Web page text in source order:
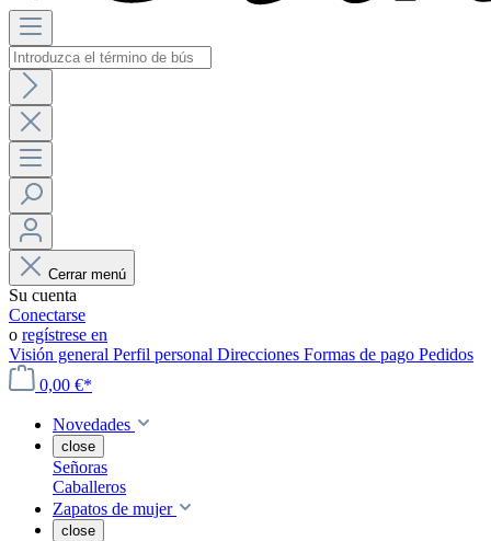
Cerrar menú
Su cuenta
Conectarse
o regístrese en
Visión general Perfil personal Direcciones Formas de pago Pedidos
0,00 €*
Novedades
close
Señoras
Caballeros
Zapatos de mujer
close